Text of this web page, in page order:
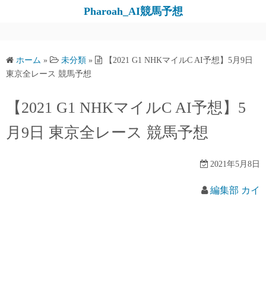
ツ
Pharoah_AI競馬予想
ホーム » 未分類 »
【2021 G1 NHKマイルC AI予想】5月9日
東京全レース 競馬予想
【2021 G1 NHKマイルC AI予想】5
月9日 東京全レース 競馬予想
2021年5月8日
編集部 カイ